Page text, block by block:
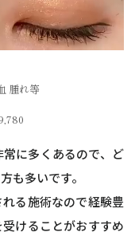
腫れ等
に多くあるので、ど
も多いです。
る施術なので経験豊
けることがおすすめ